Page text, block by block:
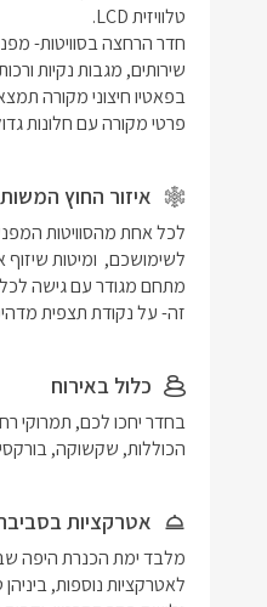
פרטי מקורה עם חלונות
איזור החוץ
זה- על נקודת תצפית
כלול באירוח
הכוללות, שקשוקה,
אטרקציות